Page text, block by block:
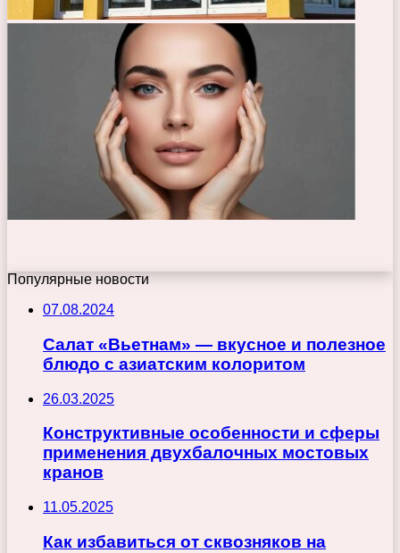
Популярные новости
07.08.2024
Салат «Вьетнам» — вкусное и полезное
блюдо с азиатским колоритом
26.03.2025
Конструктивные особенности и сферы
применения двухбалочных мостовых
кранов
11.05.2025
Как избавиться от сквозняков на